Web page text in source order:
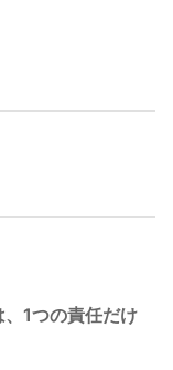
、1つの責任だけ